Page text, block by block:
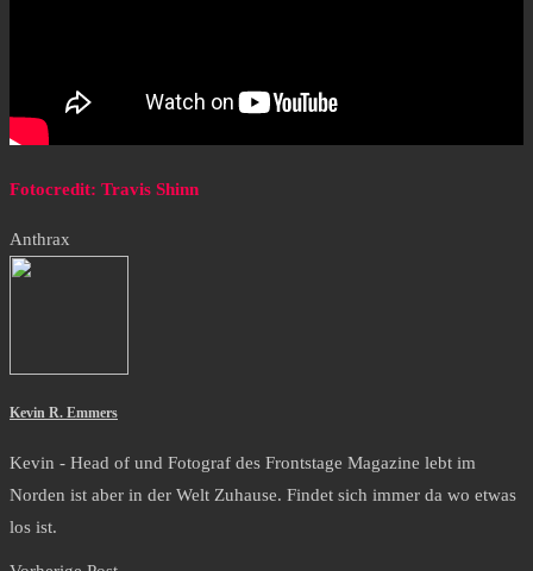
Fotocredit: Travis Shinn
Anthrax
Kevin R. Emmers
Kevin - Head of und Fotograf des Frontstage Magazine lebt im
Norden ist aber in der Welt Zuhause. Findet sich immer da wo etwas
los ist.